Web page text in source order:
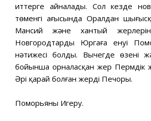
иттерге айналады. Сол кезде
төменгі ағысында Оралдан
Мансий және хантый
Новгородтардың Юргаға енуі
нәтижесі болды. Вычегде өзені
бойынша орналасқан жер Пермдік
Әрі қарай болған жерді Печоры.
Поморьяны Игеру.